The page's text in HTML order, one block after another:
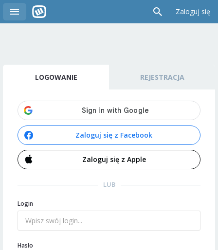
Zaloguj się
LOGOWANIE REJESTRACJA
Zaloguj się z Facebook
Zaloguj się z Apple
LUB
Login
Hasło